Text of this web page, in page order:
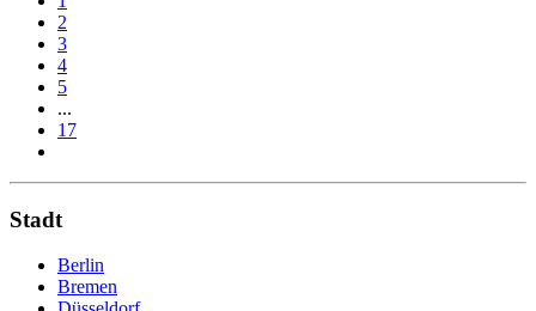
2
3
4
5
...
17
Stadt
Berlin
Bremen